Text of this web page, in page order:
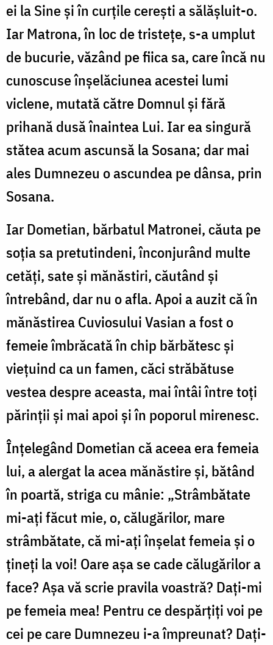
ei la Sine și în curțile cerești a sălășluit-o.
Iar Matrona, în loc de tristețe, s-a umplut
de bucurie, văzând pe fiica sa, care încă nu
cunoscuse înșelăciunea acestei lumi
viclene, mutată către Domnul și fără
prihană dusă înaintea Lui. Iar ea singură
stătea acum ascunsă la Sosana; dar mai
ales Dumnezeu o ascundea pe dânsa, prin
Sosana.
Iar Dometian, bărbatul Matronei, căuta pe
soția sa pretutindeni, înconjurând multe
cetăți, sate și mănăstiri, căutând și
întrebând, dar nu o afla. Apoi a auzit că în
mănăstirea Cuviosului Vasian a fost o
femeie îmbrăcată în chip bărbătesc și
viețuind ca un famen, căci străbătuse
vestea despre aceasta, mai întâi între toți
părinții și mai apoi și în poporul mirenesc.
Înțelegând Dometian că aceea era femeia
lui, a alergat la acea mănăstire și, bătând
în poartă, striga cu mânie: „Strâmbătate
mi-ați făcut mie, o, călugărilor, mare
strâmbătate, că mi-ați înșelat femeia și o
țineți la voi! Oare așa se cade călugărilor a
face? Așa vă scrie pravila voastră? Dați-mi
pe femeia mea! Pentru ce despărțiți voi pe
cei pe care Dumnezeu i-a împreunat? Dați-